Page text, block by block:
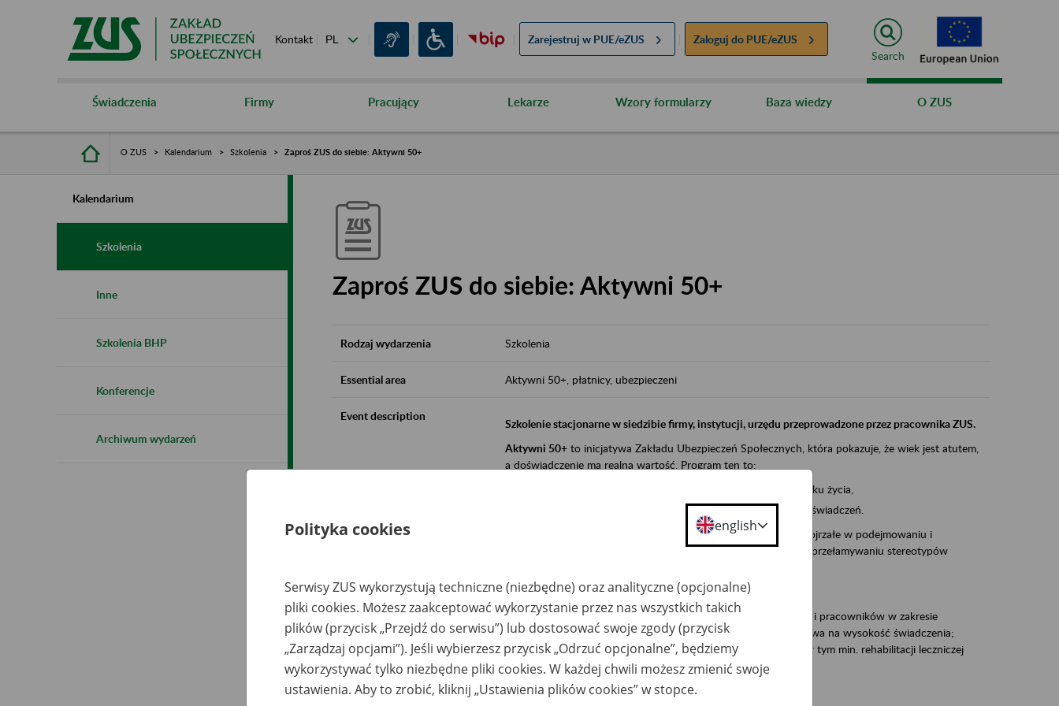
Kontakt Zarejestruj w PUE/eZUS Zaloguj do PUE/eZUS
Search
Świadczenia Firmy Pracujący Lekarze Wzory formularzy Baza wiedzy O ZUS
O ZUS Kalendarium Szkolenia Zaproś ZUS do siebie: Aktywni 50+
Kalendarium
Szkolenia
Inne
Szkolenia BHP
Konferencje
Archiwum wydarzeń
Zaproś ZUS do siebie: Aktywni 50+
Rodzaj wydarzenia Szkolenia
Essential area Aktywni 50+, płatnicy, ubezpieczeni
Event description
Szkolenie stacjonarne w siedzibie firmy, instytucji, urzędu przeprowadzone przez pracownika ZUS.
Aktywni 50+to inicjatywa Zakładu Ubezpieczeń Społecznych, która pokazuje, że wiek jest atutem,
a doświadczenie ma realną wartość. Program ten to:
promocja aktywności zawodowej osób po pięćdziesiątym roku życia,
zachęcanie do świadomego planowania kariery i przyszłych świadczeń.
ZUS przez działania informacyjne i edukacyjne wspiera osoby dojrzałe w podejmowaniu i
kontynuowaniu aktywności zawodowej, dbaniu o zdrowie oraz przełamywaniu stereotypów
Aktywni 50+to współpraca ZUS z organizacjami pracodawców i pracowników w zakresie
edukowania nt. systemu emerytalnego w Polsce – tego co wpływa na wysokość świadczenia;
działań z obszaru prewencji wypadkowej i prewencji rentowej w tym min. rehabilitacji leczniczej
realizowanej przez ZUS.
W ramach inicjatywy Aktywni 50+, ZUS edukuje:
Polityka cookies english
Serwisy ZUS wykorzystują techniczne (niezbędne) oraz analityczne (opcjonalne)
pliki cookies. Możesz zaakceptować wykorzystanie przez nas wszystkich takich
plików (przycisk „Przejdź do serwisu”) lub dostosować swoje zgody (przycisk
„Zarządzaj opcjami”). Jeśli wybierzesz przycisk „Odrzuć opcjonalne”, będziemy
wykorzystywać tylko niezbędne pliki cookies. W każdej chwili możesz zmienić swoje
ustawienia. Aby to zrobić, kliknij „Ustawienia plików cookies” w stopce.